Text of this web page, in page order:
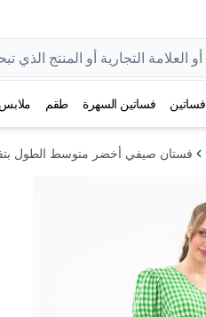
فساتين فساتين السهرة طقم ملابس
فستان صيفي أخضر متوسط الطول